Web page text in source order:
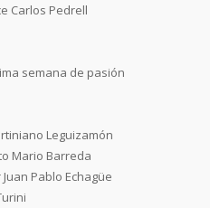
Carlos Pedrell
semana de pasión
Leguizamón
Mario Barreda
Pablo Echagüe